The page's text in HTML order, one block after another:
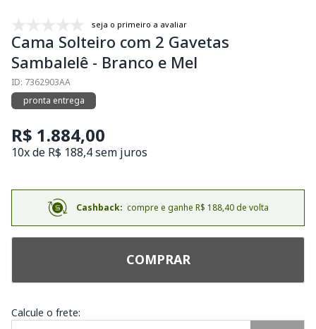
seja o primeiro a avaliar
Cama Solteiro com 2 Gavetas
Sambalelê - Branco e Mel
ID: 7362903AA
pronta entrega
R$ 1.884,00
10x de R$ 188,4 sem juros
Cashback: compre e ganhe R$ 188,40 de volta
COMPRAR
Calcule o frete: